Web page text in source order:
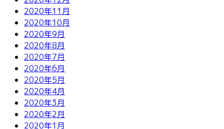
2020年11月
2020年10月
2020年9月
2020年8月
2020年7月
2020年6月
2020年5月
2020年4月
2020年3月
2020年2月
2020年1月